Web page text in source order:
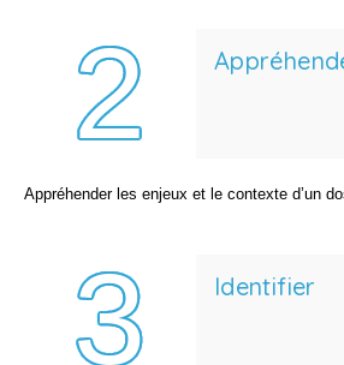
Appréhender les enjeux et le contexte d’un
Identifier